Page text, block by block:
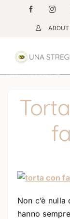
contenuto
Facebook
Non c’è
hanno